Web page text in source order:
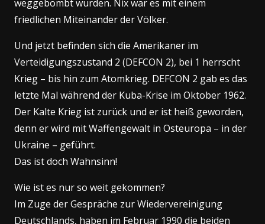
weggebombt wurden. Nix war es mit einem
friedlichen Miteinander der Völker.
Und jetzt befinden sich die Amerikaner im
Verteidigungszustand 2 (DEFCON 2), bei 1 herrscht
Krieg – bis hin zum Atomkrieg. DEFCON 2 gab es das
letzte Mal während der Kuba-Krise im Oktober 1962.
Der Kalte Krieg ist zurück und er ist heiß geworden,
denn er wird mit Waffengewalt in Osteuropa – in der
Ukraine – geführt.
Das ist doch Wahnsinn!
Wie ist es nur so weit gekommen?
Im Zuge der Gespräche zur Wiedervereinigung
Deutschlands, haben im Februar 1990 die beiden